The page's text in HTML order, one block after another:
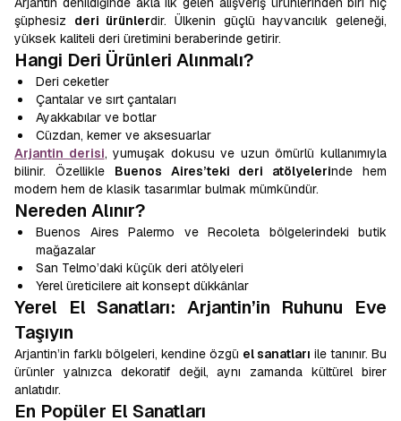
şüphesiz deri ürünlerdir. Ülkenin güçlü hayvancılık geleneği,
yüksek kaliteli deri üretimini beraberinde getirir.
Hangi Deri Ürünleri Alınmalı?
Deri ceketler
Çantalar ve sırt çantaları
Ayakkabılar ve botlar
Cüzdan, kemer ve aksesuarlar
Arjantin derisi, yumuşak dokusu ve uzun ömürlü kullanımıyla
bilinir. Özellikle Buenos Aires’teki deri atölyelerinde hem
modern hem de klasik tasarımlar bulmak mümkündür.
Nereden Alınır?
Buenos Aires Palermo ve Recoleta bölgelerindeki butik
mağazalar
San Telmo’daki küçük deri atölyeleri
Yerel üreticilere ait konsept dükkânlar
Yerel El Sanatları: Arjantin’in Ruhunu Eve
Taşıyın
Arjantin’in farklı bölgeleri, kendine özgü el sanatları ile tanınır. Bu
ürünler yalnızca dekoratif değil, aynı zamanda kültürel birer
anlatıdır.
En Popüler El Sanatları